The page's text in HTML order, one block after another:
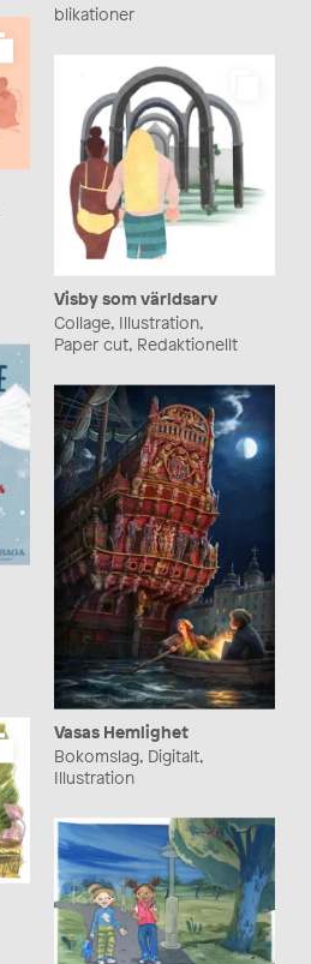
blikationer
Visby som världsarv
Collage, Illustration,
Paper cut, Redaktionellt
Vasas Hemlighet
Bokomslag, Digitalt,
Illustration